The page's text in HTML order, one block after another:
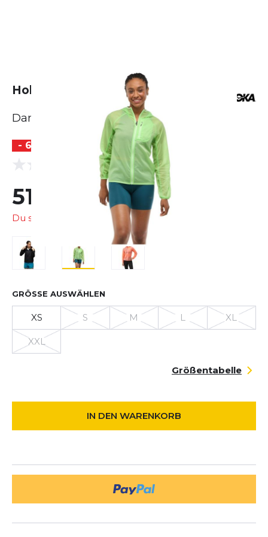
Hoka Skyflow Jacket
Damen
- 60 %
0.0 (0 Bewertungen)
51,99 € 130,00 €
Du sparst
GRÖSSE AUSWÄHLEN
XS S M L XL
XXL
Größentabelle
IN DEN WARENKORB